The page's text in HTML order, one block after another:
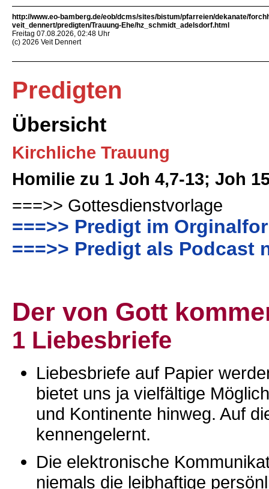
http://www.eo-bamberg.de/eob/dcms/sites/bistum/pfarreien/dekanate/
veit_dennert/predigten/Trauung-Ehe/hz_schmidt_adelsdorf.html
Freitag 07.08.2026, 02:48 Uhr
(c) 2026 Veit Dennert
Predigten
Übersicht
Kirchliche Trauung
Homilie zu 1 Joh 4,7-13; Joh
===>> Gottesdienstvorlage
===>> Predigt im
===>> Predigt als Podcast
Der von Gott
1 Liebesbriefe
Liebesbriefe auf Papier
bietet uns ja vielfältige
und Kontinente hinweg. Auf
kennengelernt.
Die elektronische
niemals die leibhaftige